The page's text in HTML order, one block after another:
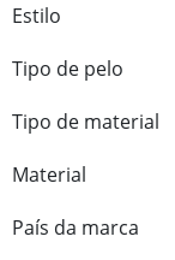
Estilo
Tipo de pelo
Tipo de material
Material
País da marca